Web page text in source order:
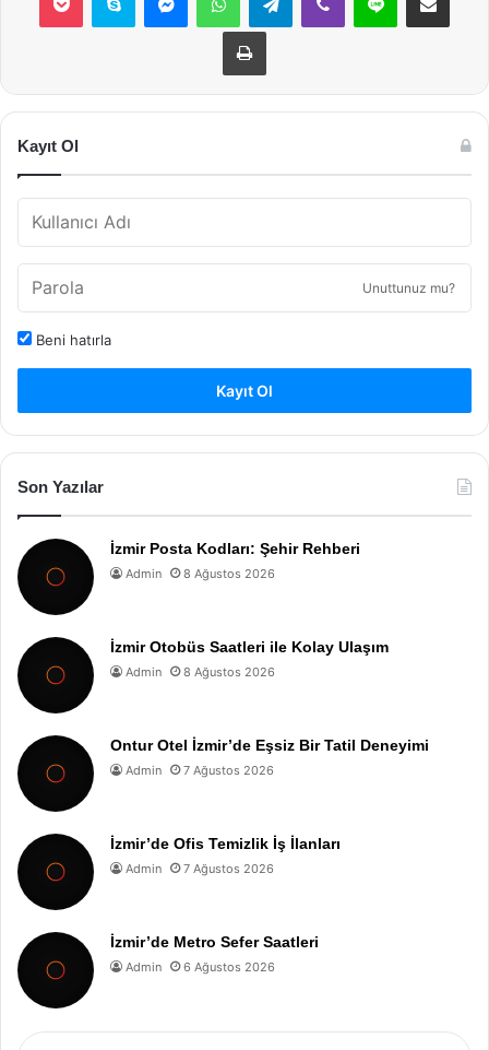
Yazdır
Kayıt Ol
Unuttunuz mu?
Beni hatırla
Kayıt Ol
Son Yazılar
İzmir Posta Kodları: Şehir Rehberi
Admin 8 Ağustos 2026
İzmir Otobüs Saatleri ile Kolay Ulaşım
Admin 8 Ağustos 2026
Ontur Otel İzmir’de Eşsiz Bir Tatil Deneyimi
Admin 7 Ağustos 2026
İzmir’de Ofis Temizlik İş İlanları
Admin 7 Ağustos 2026
İzmir’de Metro Sefer Saatleri
Admin 6 Ağustos 2026